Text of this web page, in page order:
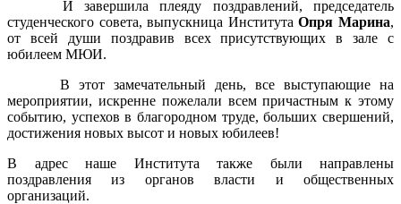
И завершила плеяду поздравлений, председатель
студенческого совета, выпускница ИнститутаОпря Марина,
от всей души поздравив всех присутствующих в зале с
юбилеем МЮИ.
В этот замечательный день, все выступающие на
мероприятии, искренне пожелали всем причастным к этому
событию, успехов в благородном труде, больших свершений,
достижения новых высот и новых юбилеев!
В адрес наше Института также были направлены
поздравления из органов власти и общественных
организаций.